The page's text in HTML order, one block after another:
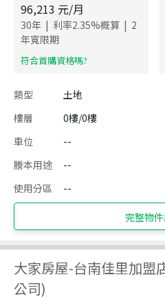
96,213 元/月
30年 | 利率2.35%概算 | 2
年寬限期
​符合首購資格嗎?
類型 土地
樓層
0樓/0樓
車位
--
謄本用途
--
使用分區
--
完整物
大家房屋-台南佳里加盟
公司)